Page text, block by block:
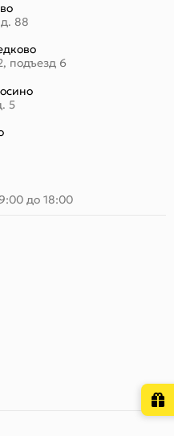
88
подъезд 6
5
до 18:00